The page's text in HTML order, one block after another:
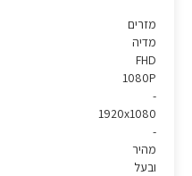
מזרים
מדיה
FHD
1080P
-
1920x1080
-
מהיר
ובעל